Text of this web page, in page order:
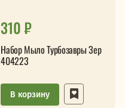
310 ₽
Набор Мыло Турбозавры Зер
404223
В корзину